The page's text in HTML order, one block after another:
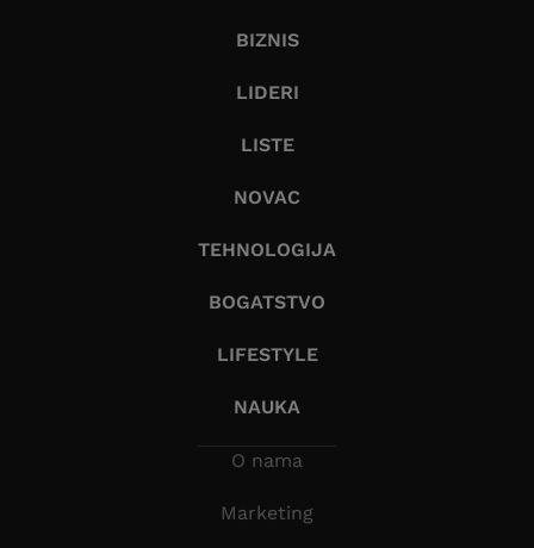
BIZNIS
LIDERI
LISTE
NOVAC
TEHNOLOGIJA
BOGATSTVO
LIFESTYLE
NAUKA
O nama
Marketing